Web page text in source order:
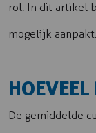
rol. In dit artikel
mogelijk aanpakt.
De gemiddelde